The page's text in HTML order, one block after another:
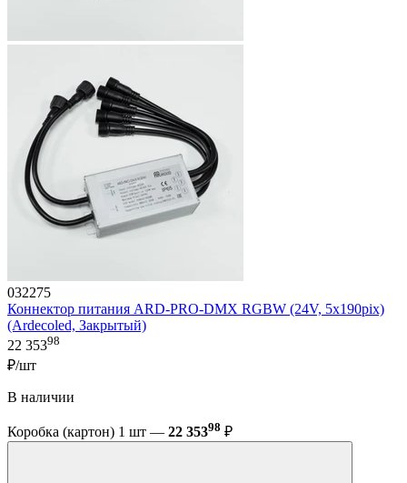
032275
Коннектор питания ARD-PRO-DMX RGBW (24V, 5x190pix)
(Ardecoled, Закрытый)
22 35398
₽/шт
В наличии
Коробка (картон) 1 шт — 22 35398 ₽